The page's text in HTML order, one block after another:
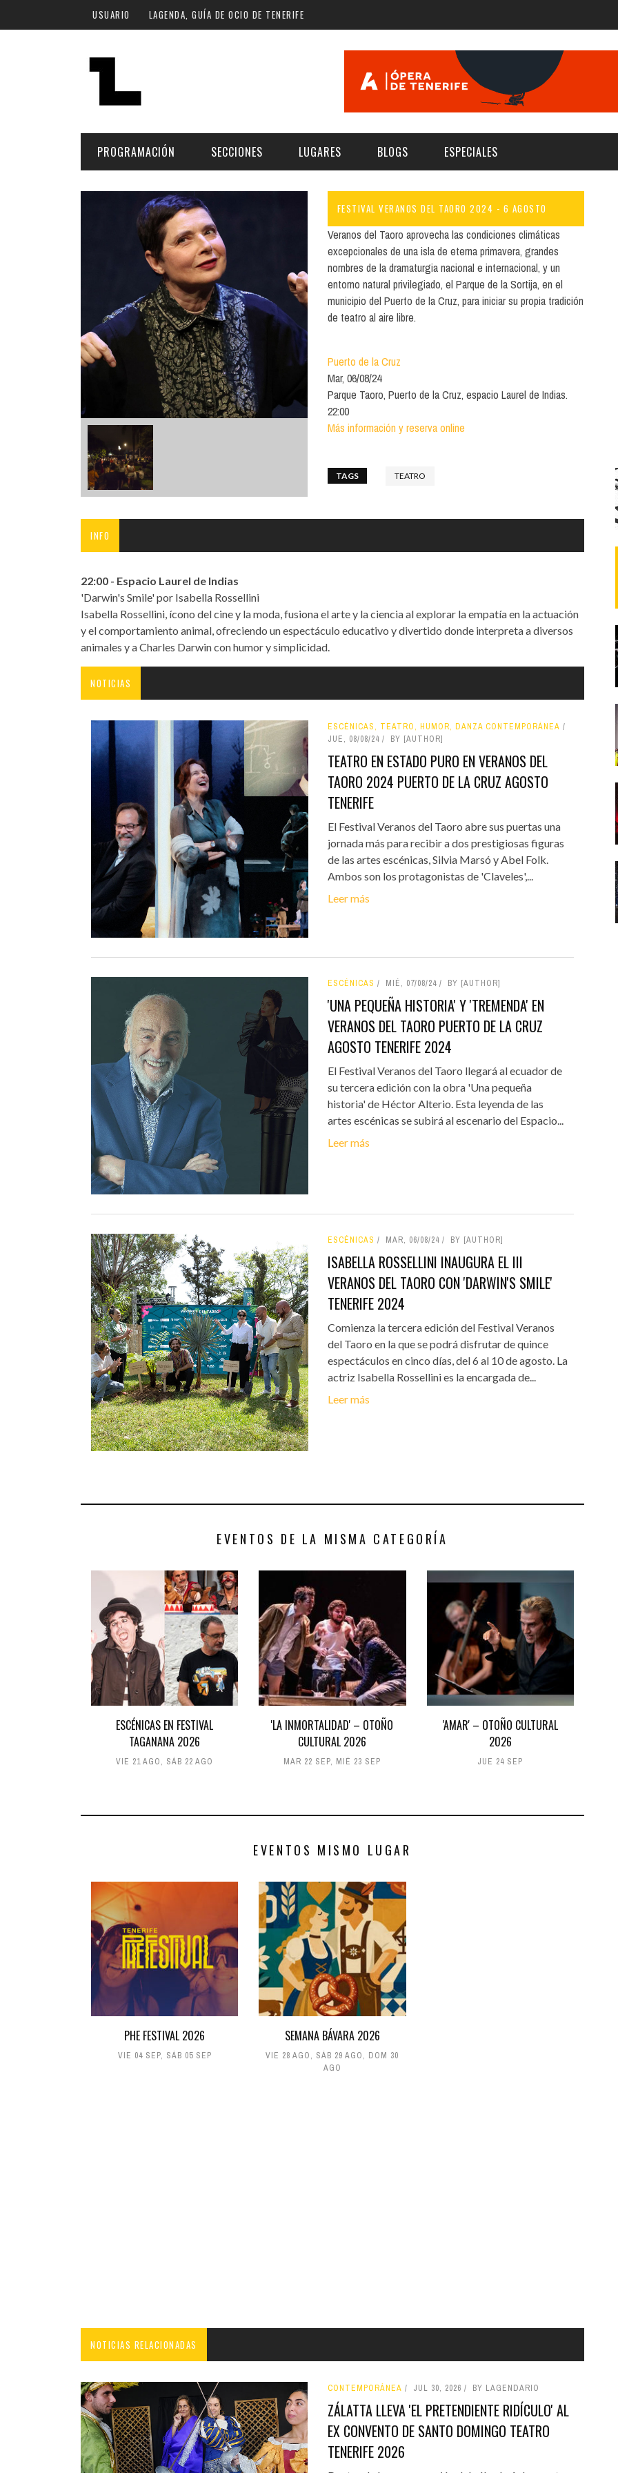
Pasar al contenido principal
USUARIO LAGENDA, GUÍA DE OCIO DE TENERIFE
PROGRAMACIÓN
Plan Finde
Norte
Santa Cruz | La Laguna
Cultura
Deporte y Naturaleza
Escénicas
SECCIONES
MÚSICA
ESCÉNICAS
CULTURA
GASTRONOMÍA
INFANTIL
LUGARES
ARTE | MUSEOS
SALAS Y AUDITORIOS
ESPACIOS CULTURALES
NOCHE
LOCALES CON ACTUACIONES
COMERCIO
FORMATIVO
BLOGS ESPECIALES
FESTIVAL BOREAL 2026
FESTIVAL TAGANANA 2026
TENERIFE PHE FESTIVAL 2026
XXVII VERANO DE CUENTO
FESTIVAL VERANOS DEL TAORO 2024 - 6 AGOSTO
Veranos del Taoro aprovecha las condiciones climáticas
excepcionales de una isla de eterna primavera, grandes
nombres de la dramaturgia nacional e internacional, y un
entorno natural privilegiado, el Parque de la Sortija, en el
municipio del Puerto de la Cruz, para iniciar su propia tradición
de teatro al aire libre.
Puerto de la Cruz
Mar, 06/08/24
Parque Taoro, Puerto de la Cruz, espacio Laurel de Indias.
22:00
Más información y reserva online
TAGS TEATRO
INFO
22:00 - Espacio Laurel de Indias
'Darwin's Smile' por Isabella Rossellini
Isabella Rossellini, ícono del cine y la moda, fusiona el arte y la ciencia al explorar la empatía en la actuación
y el comportamiento animal, ofreciendo un espectáculo educativo y divertido donde interpreta a diversos
animales y a Charles Darwin con humor y simplicidad.
NOTICIAS
ESCÉNICAS, TEATRO, HUMOR, DANZA CONTEMPORÁNEA
JUE, 08/08/24
BY [AUTHOR]
TEATRO EN ESTADO PURO EN VERANOS DEL
TAORO 2024 PUERTO DE LA CRUZ AGOSTO
TENERIFE
El Festival Veranos del Taoro abre sus puertas una
jornada más para recibir a dos prestigiosas figuras
de las artes escénicas, Silvia Marsó y Abel Folk.
Ambos son los protagonistas de 'Claveles',...
Leer más
ESCÉNICAS MIÉ, 07/08/24 BY [AUTHOR]
'UNA PEQUEÑA HISTORIA' Y 'TREMENDA' EN
VERANOS DEL TAORO PUERTO DE LA CRUZ
AGOSTO TENERIFE 2024
El Festival Veranos del Taoro llegará al ecuador de
su tercera edición con la obra 'Una pequeña
historia' de Héctor Alterio. Esta leyenda de las
artes escénicas se subirá al escenario del Espacio...
Leer más
ESCÉNICAS MAR, 06/08/24 BY [AUTHOR]
ISABELLA ROSSELLINI INAUGURA EL III
VERANOS DEL TAORO CON 'DARWIN'S SMILE'
TENERIFE 2024
Comienza la tercera edición del Festival Veranos
del Taoro en la que se podrá disfrutar de quince
espectáculos en cinco días, del 6 al 10 de agosto. La
actriz Isabella Rossellini es la encargada de...
Leer más
EVENTOS DE LA MISMA CATEGORÍA
ESCÉNICAS EN FESTIVAL
TAGANANA 2026
VIE 21 AGO, SÁB 22 AGO
'LA INMORTALIDAD' – OTOÑO
CULTURAL 2026
MAR 22 SEP, MIÉ 23 SEP
'AMAR' – OTOÑO CULTURAL
2026
JUE 24 SEP
EVENTOS MISMO LUGAR
PHE FESTIVAL 2026
VIE 04 SEP, SÁB 05 SEP
SEMANA BÁVARA 2026
VIE 28 AGO, SÁB 29 AGO, DOM 30
AGO
NOTICIAS RELACIONADAS
CONTEMPORÁNEA JUL 30, 2026 BY LAGENDARIO
ZÁLATTA LLEVA 'EL PRETENDIENTE RIDÍCULO' AL
EX CONVENTO DE SANTO DOMINGO TEATRO
TENERIFE 2026